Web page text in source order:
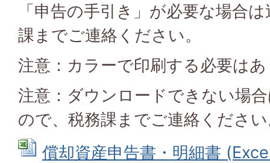
「申告の手引き」が必要な場合
課までご連絡ください。
注意：カラーで印刷する必要は
注意：ダウンロードできない場
ので、税務課までご連絡くださ
償却資産申告書・明細書